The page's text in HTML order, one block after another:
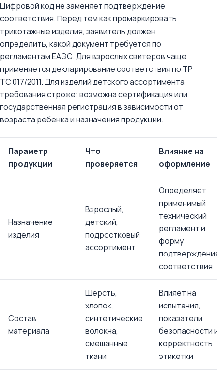
Цифровой код не заменяет подтверждение
соответствия. Перед тем как промаркировать
трикотажные изделия, заявитель должен
определить, какой документ требуется по
регламентам ЕАЭС. Для взрослых свитеров чаще
применяется декларирование соответствия по ТР
ТС 017/2011. Для изделий детского ассортимента
требования строже: возможна сертификация или
государственная регистрация в зависимости от
возраста ребенка и назначения продукции.
Параметр
продукции
Что
проверяется
Влияние на
оформление
Назначение
изделия
Взрослый,
детский,
подростковый
ассортимент
Определяет
применимый
технический
регламент и
форму
соответствия
Состав
материала
Шерсть,
хлопок,
синтетические
волокна,
смешанные
ткани
Влияет на
испытания,
показатели
безопасности
корректность
этикетки